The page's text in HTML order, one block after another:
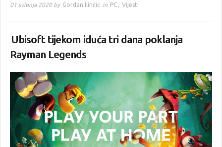
01 svibnja 2020 by Gordan Ilinčić in PC , Vijesti
Ubisoft tijekom iduća tri dana poklanja
Rayman Legends